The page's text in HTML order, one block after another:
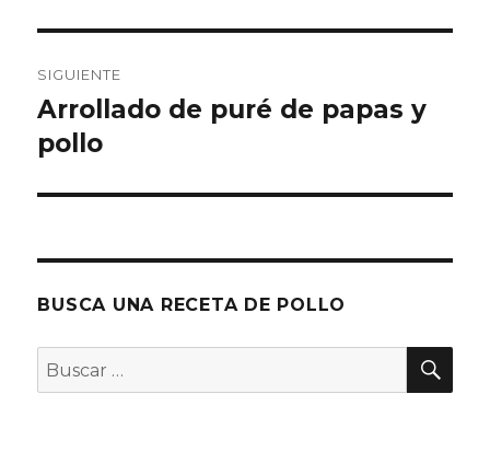
SIGUIENTE
Entrada
siguiente:
Arrollado de puré de papas y
pollo
BUSCA UNA RECETA DE POLLO
Buscar
por: